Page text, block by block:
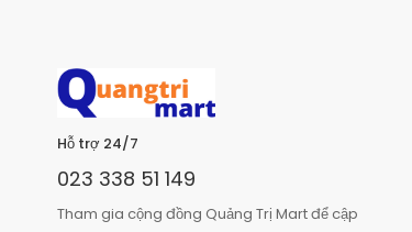
Hỗ trợ 24/7
023 338 51 149
Tham gia cộng đồng Quảng Trị Mart để cập